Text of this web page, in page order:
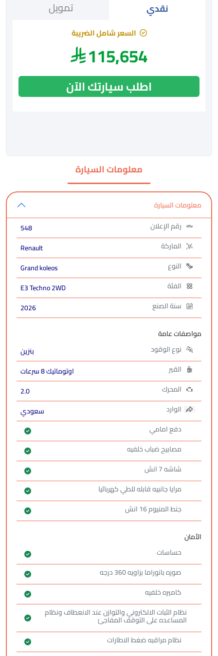
نقدي تمويل
السعر شامل الضريبة
115,654
اطلب سيارتك الآن
معلومات السيارة
معلومات السيارة
رقم الإعلان
548
الماركة
Renault
النوع
Grand koleos
الفئة
E3 Techno 2WD
سنة الصنع
2026
مواصفات عامة
نوع الوقود
بنزين
القير
اوتوماتيك 8 سرعات
المحرك
2.0
الوارد
سعودي
دفع امامي
مصابيح ضباب خلفيه
شاشه 7 انش
مرايا جانبيه قابله للطي كهربائيا
جنط المنيوم 16 انش
الأمان
حساسات
صوره بانوراما بزاويه 360 درجه
كاميره خلفيه
نظام الثبات الالكتروني والتوازن عند الانعطاف ونظام
المساعده على التوقف المفاجئ
نظام مراقبه ضغط الاطارات